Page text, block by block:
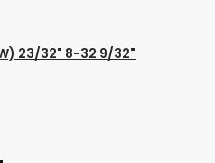
23/32" 8-32 9/32"